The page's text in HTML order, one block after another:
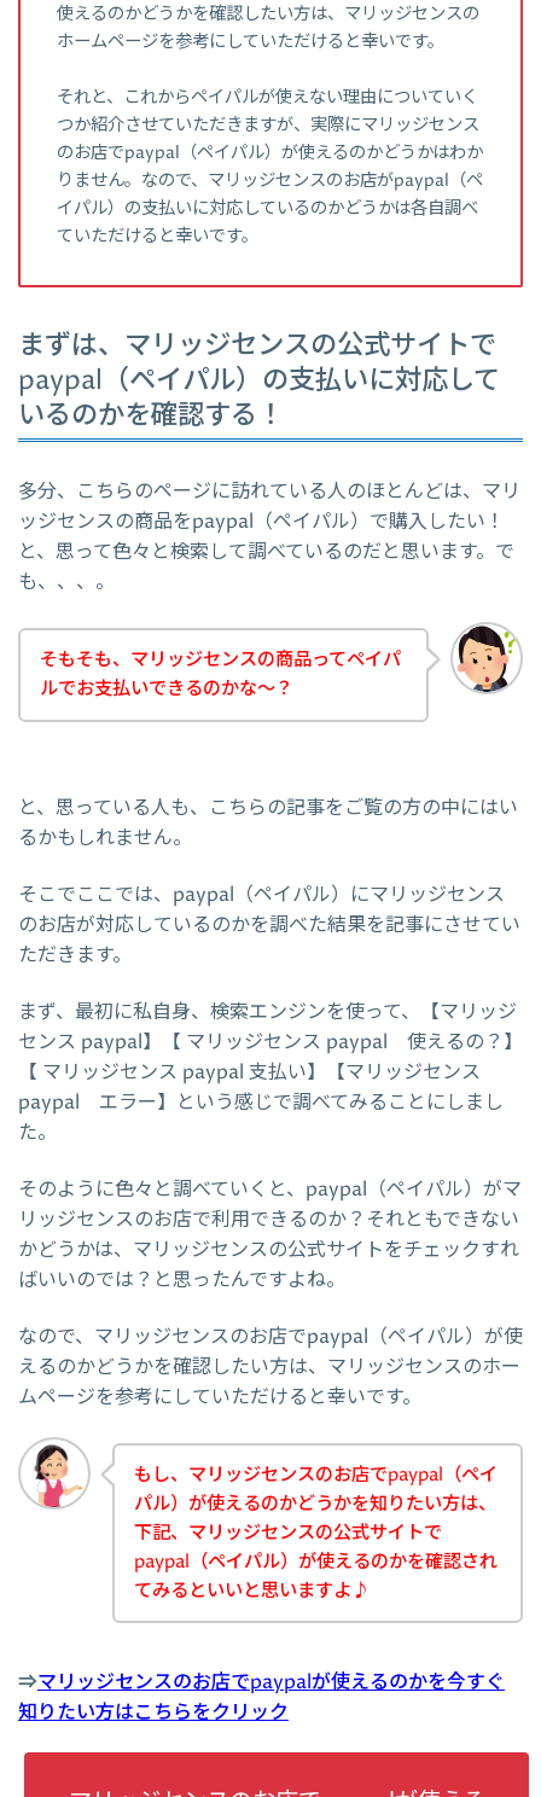
使えるのかどうかを確認したい方は、マリッジセンスの
ホームページを参考にしていただけると幸いです。
それと、これからペイパルが使えない理由についていく
つか紹介させていただきますが、実際にマリッジセンス
のお店でpaypal（ペイパル）が使えるのかどうかはわか
りません。なので、マリッジセンスのお店がpaypal（ペ
イパル）の支払いに対応しているのかどうかは各自調べ
ていただけると幸いです。
まずは、マリッジセンスの公式サイトで
paypal（ペイパル）の支払いに対応して
いるのかを確認する！
多分、こちらのページに訪れている人のほとんどは、マリ
ッジセンスの商品をpaypal（ペイパル）で購入したい！
と、思って色々と検索して調べているのだと思います。で
も、、、。
そもそも、マリッジセンスの商品ってペイパ
ルでお支払いできるのかな～？
と、思っている人も、こちらの記事をご覧の方の中にはい
るかもしれません。
そこでここでは、paypal（ペイパル）にマリッジセンス
のお店が対応しているのかを調べた結果を記事にさせてい
ただきます。
まず、最初に私自身、検索エンジンを使って、【マリッジ
センス paypal】【 マリッジセンス paypal 使えるの？】
【 マリッジセンス paypal 支払い】【マリッジセンス
paypal エラー】という感じで調べてみることにしまし
た。
そのように色々と調べていくと、paypal（ペイパル）がマ
リッジセンスのお店で利用できるのか？それともできない
かどうかは、マリッジセンスの公式サイトをチェックすれ
ばいいのでは？と思ったんですよね。
なので、マリッジセンスのお店でpaypal（ペイパル）が使
えるのかどうかを確認したい方は、マリッジセンスのホー
ムページを参考にしていただけると幸いです。
もし、マリッジセンスのお店でpaypal（ペイ
パル）が使えるのかどうかを知りたい方は、
下記、マリッジセンスの公式サイトで
paypal（ペイパル）が使えるのかを確認され
てみるといいと思いますよ♪
⇒マリッジセンスのお店でpaypalが使えるのかを今すぐ
知りたい方はこちらをクリック